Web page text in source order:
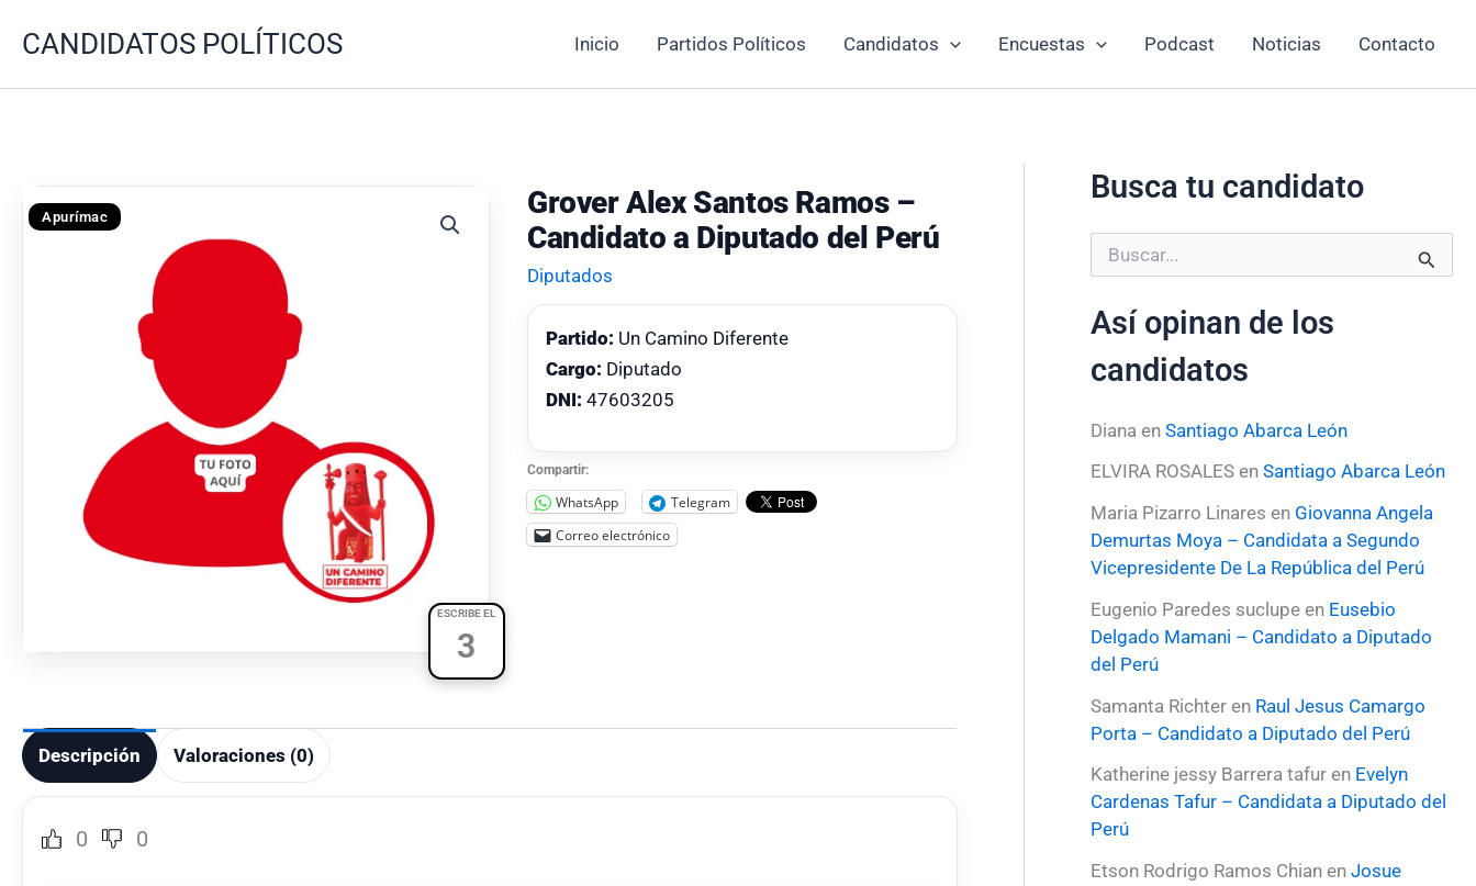
CANDIDATOS POLÍTICOS Inicio Partidos Políticos Candidatos Encuestas Podcast Noticias Contacto
ESCRIBE EL
3
Apurímac
Grover Alex Santos Ramos –
Candidato a Diputado del Perú
Diputados
Partido: Un Camino Diferente
Cargo: Diputado
DNI: 47603205
Compartir:
WhatsApp
Telegram
Correo electrónico
Descripción Valoraciones (0)
0 0
Busca tu candidato
u
c
r
r
Así opinan de los
candidatos
Diana en Santiago Abarca León
ELVIRA ROSALESen Santiago Abarca León
Maria Pizarro Linares en Giovanna Angela
Demurtas Moya – Candidata a Segundo
Vicepresidente De La República del Perú
Eugenio Paredes suclupeen Eusebio
Delgado Mamani – Candidato a Diputado
del Perú
Samanta Richteren Raul Jesus Camargo
Porta – Candidato a Diputado del Perú
Katherine jessy Barrera tafuren Evelyn
Cardenas Tafur – Candidata a Diputado del
Perú
Etson Rodrigo Ramos Chianen Josue